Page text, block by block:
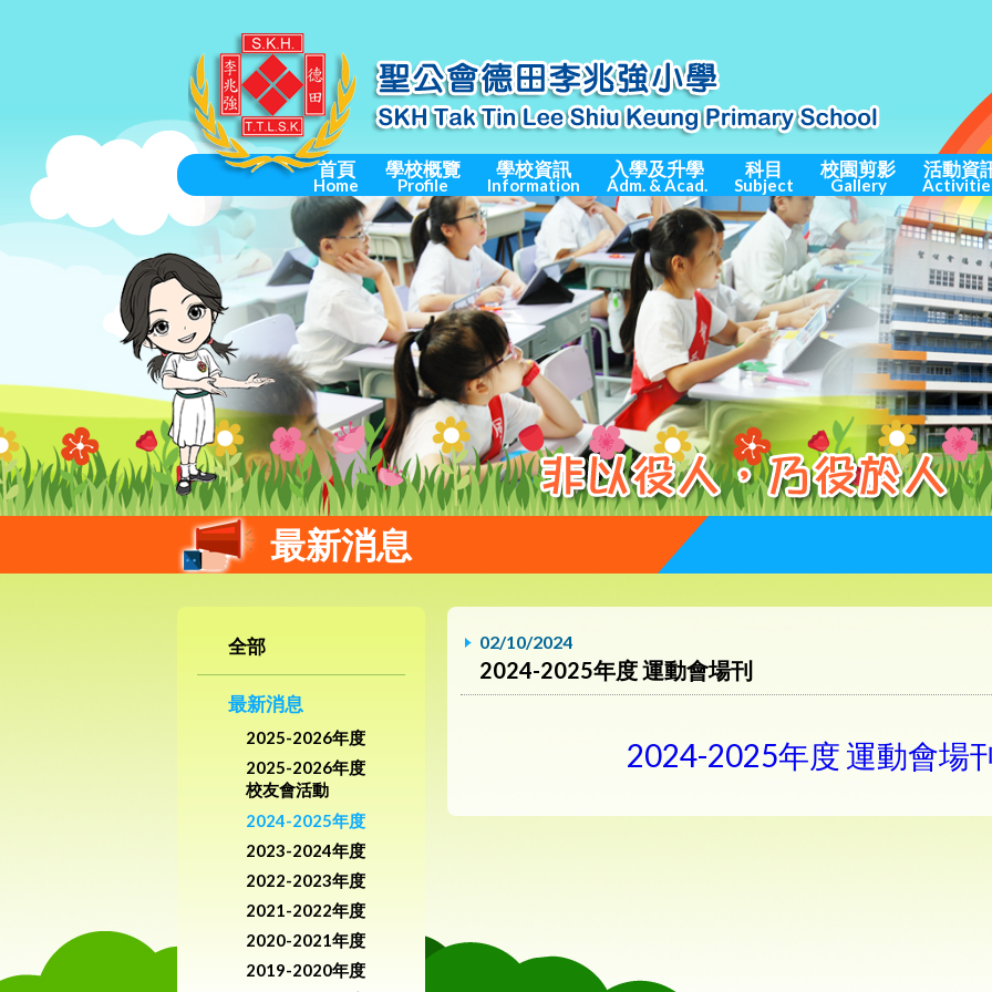
首頁
Home
學校概覽
Profile
學校資訊
Information
入學及升學
Adm. & Acad.
科目
Subject
校園剪影
Gallery
活動資
最新消息
全部
最新消息
2025-2026年度
2025-2026年度
校友會活動
2024-2025年度
2023-2024年度
2022-2023年度
2021-2022年度
2020-2021年度
2019-2020年度
02/10/2024
2024-2025年度 運動會場刊
2024-2025年度 運動會場